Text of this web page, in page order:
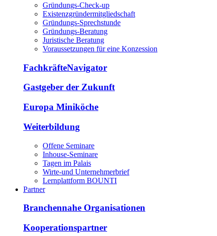
Gründungs-Check-up
Existenzgründermitgliedschaft
Gründungs-Sprechstunde
Gründungs-Beratung
Juristische Beratung
Voraussetzungen für eine Konzession
FachkräfteNavigator
Gastgeber der Zukunft
Europa Miniköche
Weiterbildung
Offene Seminare
Inhouse-Seminare
Tagen im Palais
Wirte-und Unternehmerbrief
Lernplattform BOUNTI
Partner
Branchennahe Organisationen
Kooperationspartner